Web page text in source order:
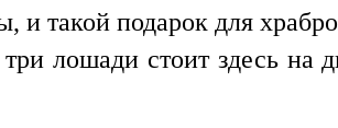
и такой подарок для
лошади стоит здесь на